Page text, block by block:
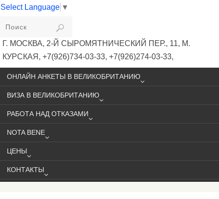
Select Language ▼
VIKIVISA
Г. МОСКВА, 2-Й СЫРОМЯТНИЧЕСКИЙ ПЕР., 11, М.
КУРСКАЯ, +7(926)734-03-33, +7(926)274-03-33,
VISA@VIKIVISA.RU
ОНЛАЙН АНКЕТЫ В ВЕЛИКОБРИТАНИЮ
ВИЗА В ВЕЛИКОБРИТАНИЮ
РАБОТА НАД ОТКАЗАМИ
NOTA BENE
ЦЕНЫ
КОНТАКТЫ